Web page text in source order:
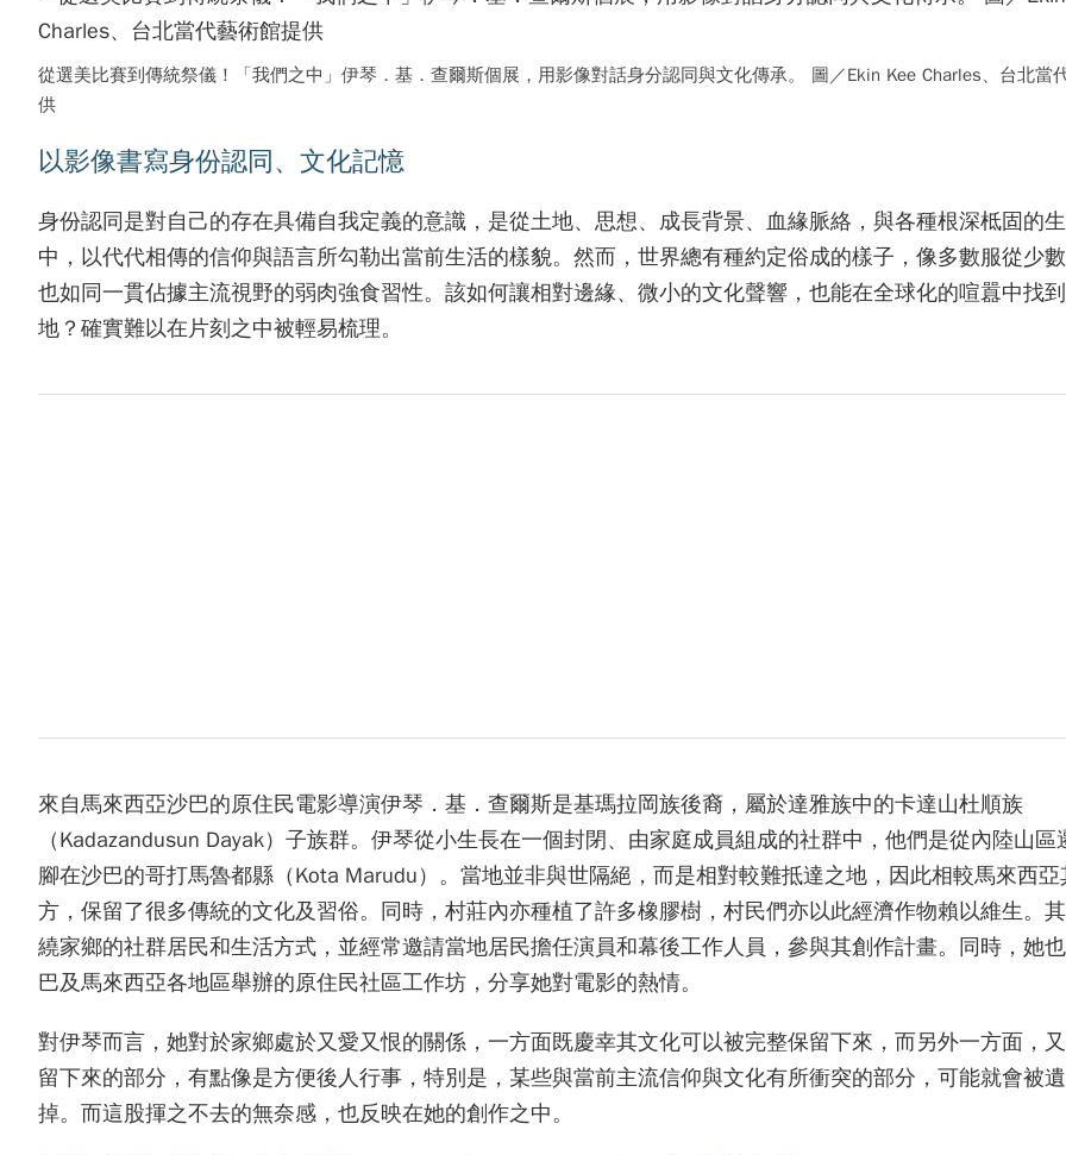
從選美比賽到傳統祭儀！「我們之中」伊琴．基．查爾斯個展，用影像對話身分認同與文化傳承。 圖／Ekin Kee Charles、台北當
供
以影像書寫身份認同、文化記憶
身份認同是對自己的存在具備自我定義的意識，是從土地、思想、成長背景、血緣脈絡，與各種根深柢固的
中，以代代相傳的信仰與語言所勾勒出當前生活的樣貌。然而，世界總有種約定俗成的樣子，像多數服從少
也如同一貫佔據主流視野的弱肉強食習性。該如何讓相對邊緣、微小的文化聲響，也能在全球化的喧囂中找
地？確實難以在片刻之中被輕易梳理。
來自馬來西亞沙巴的原住民電影導演伊琴．基．查爾斯是基瑪拉岡族後裔，屬於達雅族中的卡達山杜順族
（Kadazandusun Dayak）子族群。伊琴從小生長在一個封閉、由家庭成員組成的社群中，他們是從內陸山區
腳在沙巴的哥打馬魯都縣（Kota Marudu）。當地並非與世隔絕，而是相對較難抵達之地，因此相較馬來西亞
方，保留了很多傳統的文化及習俗。同時，村莊內亦種植了許多橡膠樹，村民們亦以此經濟作物賴以維生。
繞家鄉的社群居民和生活方式，並經常邀請當地居民擔任演員和幕後工作人員，參與其創作計畫。同時，她
巴及馬來西亞各地區舉辦的原住民社區工作坊，分享她對電影的熱情。
對伊琴而言，她對於家鄉處於又愛又恨的關係，一方面既慶幸其文化可以被完整保留下來，而另外一方面，
留下來的部分，有點像是方便後人行事，特別是，某些與當前主流信仰與文化有所衝突的部分，可能就會被
掉。而這股揮之不去的無奈感，也反映在她的創作之中。